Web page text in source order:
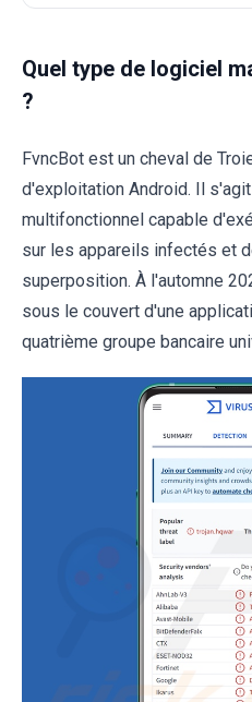
Quel type de logiciel
?
FvncBot est un cheval de
d'exploitation Android. Il
multifonctionnel capable
sur les appareils infectés et
superposition. À l'automne
sous le couvert d'une
quatrième groupe bancaire